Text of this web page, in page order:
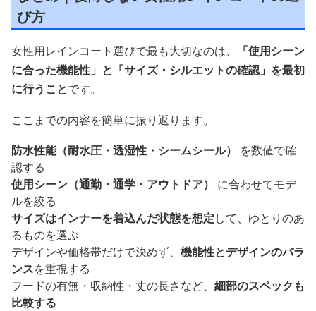
び方
女性用レインコート選びで最も大切なのは、
「使用シーン
に合った機能性」と「サイズ・シルエットの確認」を最初
に行うことです。
ここまでの内容を簡単に振り返ります。
防水性能（耐水圧・透湿性・シームシール）
を数値で確
認する
使用シーン（通勤・通学・アウトドア）
に合わせてモデ
ルを絞る
サイズはインナーを着込んだ状態を想定して、ゆとりのあ
るものを選ぶ
デザインや価格帯だけで決めず、 機能性とデザインのバラ
ンスを重視する
フードの有無・収納性・丈の長さなど、 細部のスペックも
比較する